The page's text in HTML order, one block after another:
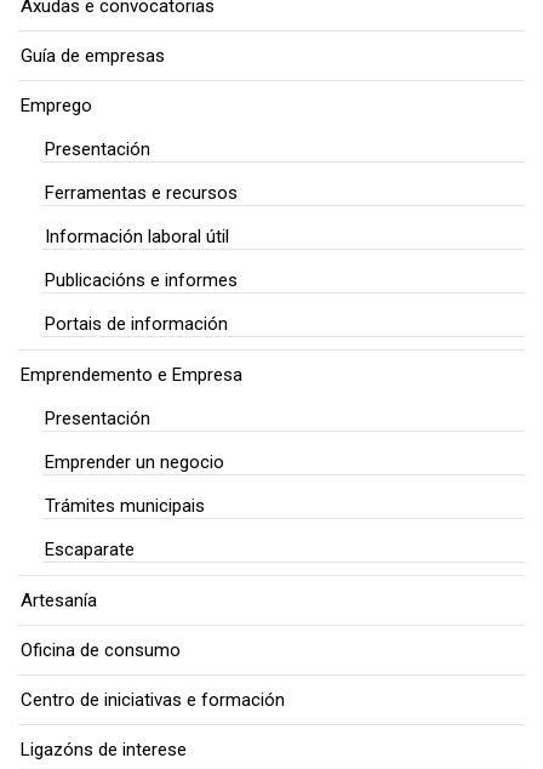
Axudas e convocatorias
Guía de empresas
Emprego
Presentación
Ferramentas e recursos
Información laboral útil
Publicacións e informes
Portais de información
Emprendemento e Empresa
Presentación
Emprender un negocio
Trámites municipais
Escaparate
Artesanía
Oficina de consumo
Centro de iniciativas e formación
Ligazóns de interese